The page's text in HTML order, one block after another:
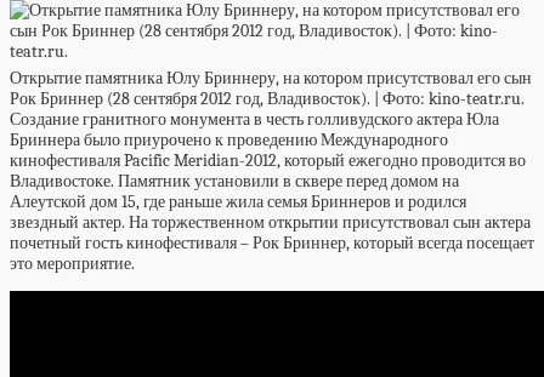
Открытие памятника Юлу Бриннеру, на котором присутствовал его сын
Рок Бриннер (28 сентября 2012 год, Владивосток). | Фото: kino-teatr.ru.
Создание гранитного монумента в честь голливудского актера Юла
Бриннера было приурочено к проведению Международного
кинофестиваля Pacific Meridian-2012, который ежегодно проводится во
Владивостоке. Памятник установили в сквере перед домом на
Алеутской дом 15, где раньше жила семья Бриннеров и родился
звездный актер. На торжественном открытии присутствовал сын актера
почетный гость кинофестиваля – Рок Бриннер, который всегда посещает
это мероприятие.